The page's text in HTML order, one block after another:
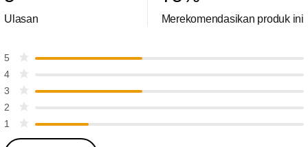
Ulasan Merekomendasikan produk ini
5
4
3
2
1